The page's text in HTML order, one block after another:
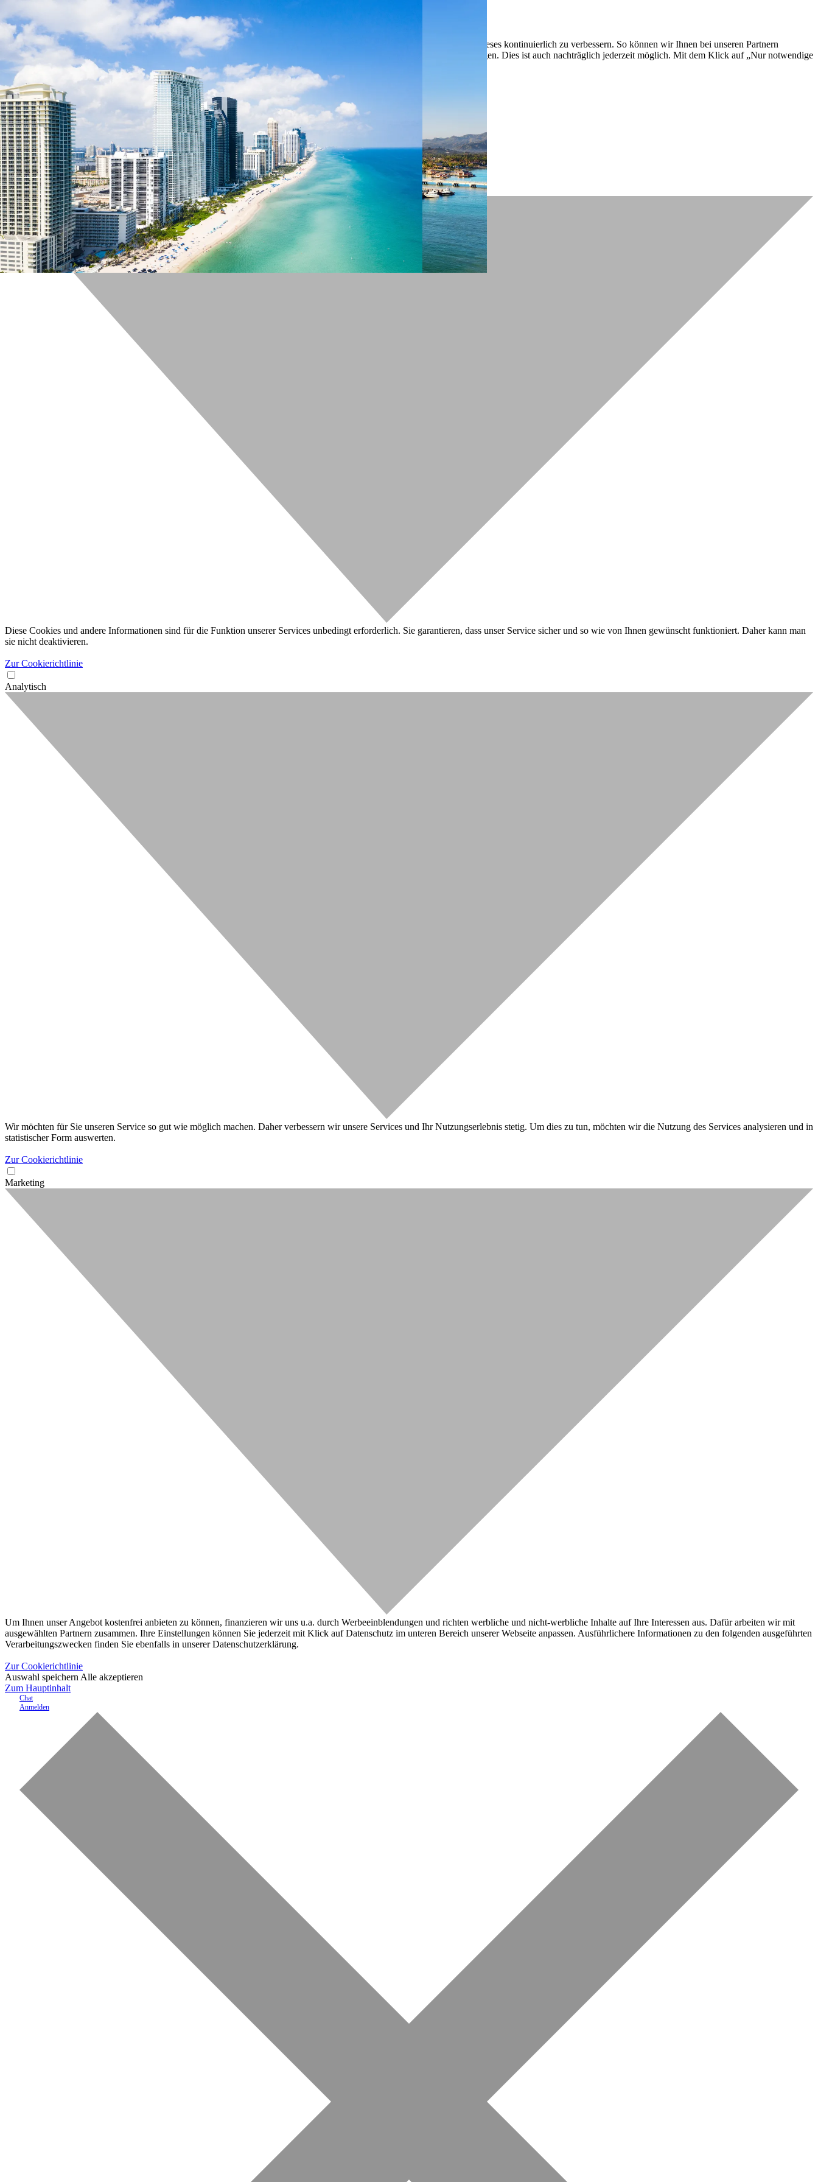
Unvergleichlich lecker
Mit dem Klick auf „geht klar” ermöglichen Sie uns Ihnen über Cookies ein verbessertes Nutzungserlebnis zu servieren und dieses kontinuierlich zu verbessern. So können wir Ihnen bei unseren Partnern
personalisierte Werbung und passende Angebote anzeigen. Über „anpassen” können Sie Ihre persönlichen Präferenzen festlegen. Dies ist auch nachträglich jederzeit möglich. Mit dem Klick auf „Nur notwendige
Cookies” werden lediglich technisch notwendige Cookies gespeichert.
Anpassen
Datenschutzerklärung
Cookierichtlinie
Impressum
« zurück
Ihre Cookie-Präferenzen verwalten
Wählen Sie, welche Cookies Sie auf check24.de akzeptieren.
Die Cookierichtlinie finden Siehier.
Notwendig
Diese Cookies und andere Informationen sind für die Funktion unserer Services unbedingt erforderlich. Sie garantieren, dass unser Service sicher und so wie von Ihnen gewünscht funktioniert. Daher kann man
sie nicht deaktivieren.
Zur Cookierichtlinie
Analytisch
Wir möchten für Sie unseren Service so gut wie möglich machen. Daher verbessern wir unsere Services und Ihr Nutzungserlebnis stetig. Um dies zu tun, möchten wir die Nutzung des Services analysieren und in
statistischer Form auswerten.
Zur Cookierichtlinie
Marketing
Um Ihnen unser Angebot kostenfrei anbieten zu können, finanzieren wir uns u.a. durch Werbeeinblendungen und richten werbliche und nicht-werbliche Inhalte auf Ihre Interessen aus. Dafür arbeiten wir mit
ausgewählten Partnern zusammen. Ihre Einstellungen können Sie jederzeit mit Klick auf Datenschutz im unteren Bereich unserer Webseite anpassen. Ausführlichere Informationen zu den folgenden ausgeführten
Verarbeitungszwecken finden Sie ebenfalls in unserer Datenschutzerklärung.
Zur Cookierichtlinie
Auswahl speichern Alle akzeptieren
Zum Hauptinhalt
Chat
Anmelden